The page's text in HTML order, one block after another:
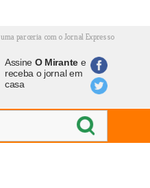
uma parceria com o Jornal Expresso
Assine O Mirantee
receba o jornal em
casa